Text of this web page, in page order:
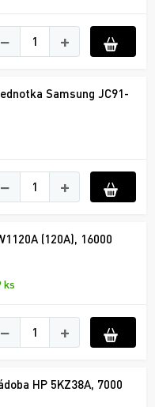
− +
Samsung JC91-
− +
(120A), 16000
ks
− +
HP 5KZ38A, 7000